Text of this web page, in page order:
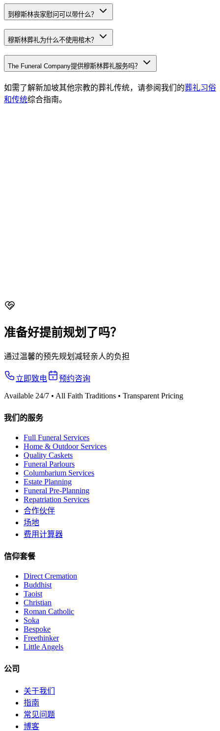
到穆斯林丧家慰问可以带什么？
穆斯林葬礼为什么不使用棺木？
The Funeral Company提供穆斯林葬礼服务吗？
如需了解新加坡其他宗教的葬礼传统，请参阅我们的葬礼习俗
和传统综合指南。
准备好提前规划了吗？
通过温馨的预先规划减轻亲人的负担
立即致电 预约咨询
Available 24/7 • All Faith Traditions • Transparent Pricing
我们的服务
Full Funeral Services
Home & Outdoor Services
Quality Caskets
Funeral Parlours
Columbarium Services
Estate Planning
Funeral Pre-Planning
Repatriation Services
合作伙伴
场地
费用计算器
信仰套餐
Direct Cremation
Buddhist
Taoist
Christian
Roman Catholic
Soka
Bespoke
Freethinker
Little Angels
公司
关于我们
指南
常见问题
博客